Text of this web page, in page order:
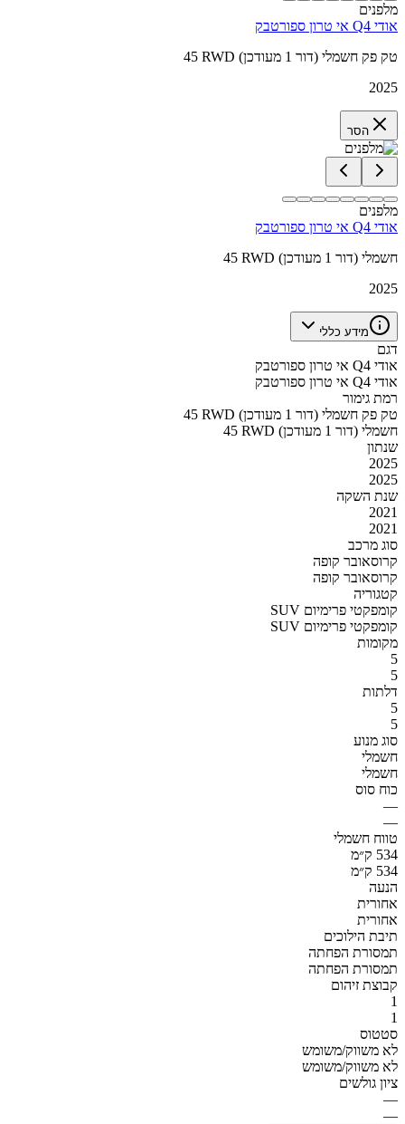
מלפנים
אודי Q4 אי טרון ספורטבק
45 RWD טק פק חשמלי (דור 1 מעודכן)
2025
הסר
מלפנים
אודי Q4 אי טרון ספורטבק
45 RWD חשמלי (דור 1 מעודכן)
2025
מידע כללי
דגם
אודי Q4 אי טרון ספורטבק
אודי Q4 אי טרון ספורטבק
רמת גימור
45 RWD טק פק חשמלי (דור 1 מעודכן)
45 RWD חשמלי (דור 1 מעודכן)
שנתון
2025
2025
שנת השקה
2021
2021
סוג מרכב
קרוסאובר קופה
קרוסאובר קופה
קטגוריה
SUV קומפקטי פרימיום
SUV קומפקטי פרימיום
מקומות
5
5
דלתות
5
5
סוג מנוע
חשמלי
חשמלי
כוח סוס
—
—
טווח חשמלי
534 ק״מ
534 ק״מ
הנעה
אחורית
אחורית
תיבת הילוכים
תמסורת הפחתה
תמסורת הפחתה
קבוצת זיהום
1
1
סטטוס
לא משווק/משומש
לא משווק/משומש
ציון גולשים
—
—